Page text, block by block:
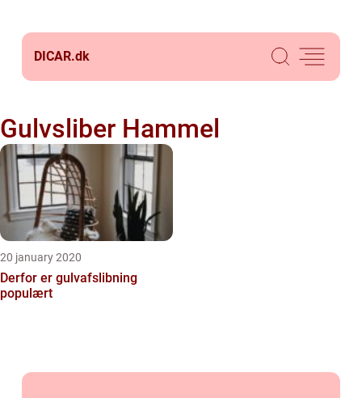
DICAR.dk
Gulvsliber Hammel
20 january 2020
Derfor er gulvafslibning
populært